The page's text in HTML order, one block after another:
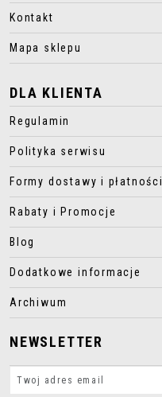
Kontakt
Mapa sklepu
DLA KLIENTA
Regulamin
Polityka serwisu
Formy dostawy i płatności
Rabaty i Promocje
Blog
Dodatkowe informacje
Archiwum
NEWSLETTER